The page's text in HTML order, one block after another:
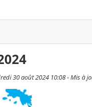
30 août 2024 10:08 - Mis à